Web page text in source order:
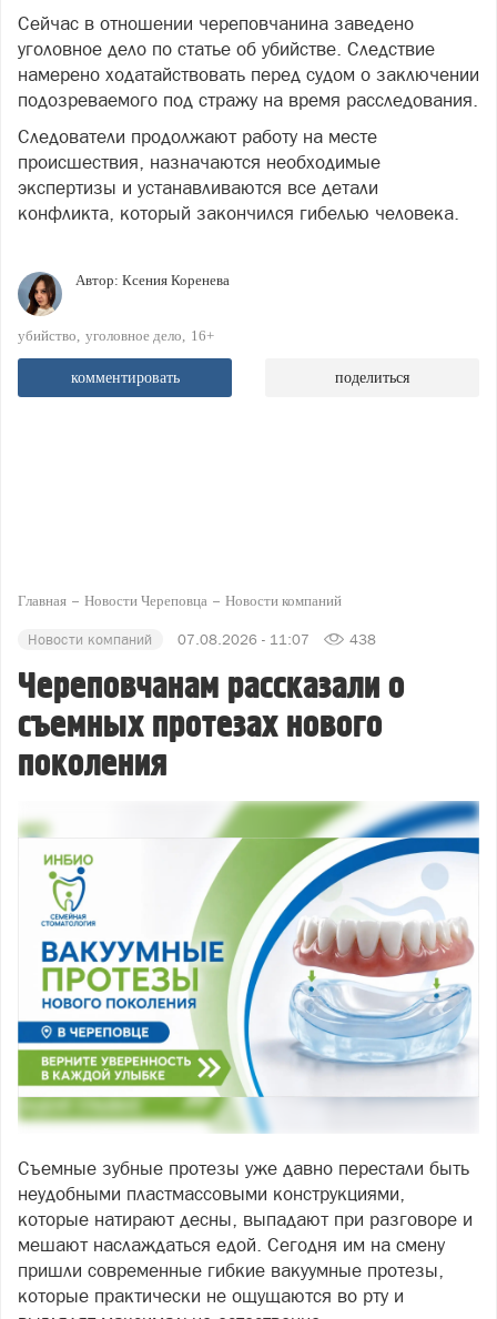
Сейчас в отношении череповчанина заведено
уголовное дело по статье об убийстве. Следствие
намерено ходатайствовать перед судом о заключении
подозреваемого под стражу на время расследования.
Следователи продолжают работу на месте
происшествия, назначаются необходимые
экспертизы и устанавливаются все детали
конфликта, который закончился гибелью человека.
Автор: Ксения Коренева
убийство уголовное дело 16+
комментировать поделиться
Главная Новости Череповца Новости компаний
Новости компаний 07.08.2026 - 11:07 438
Череповчанам рассказали о
съемных протезах нового
поколения
Съемные зубные протезы уже давно перестали быть
неудобными пластмассовыми конструкциями,
которые натирают десны, выпадают при разговоре и
мешают наслаждаться едой. Сегодня им на смену
пришли современные гибкие вакуумные протезы,
которые практически не ощущаются во рту и